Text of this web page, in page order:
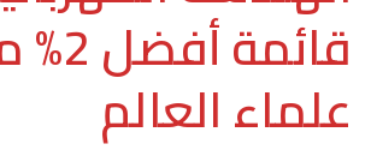
قائمة
علماء العالم